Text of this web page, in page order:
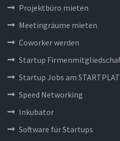
Projektbüro mieten
Meetingräume mieten
Coworker werden
Startup
Startup Jobs am
Speed Networking
Inkubator
Software für Startups